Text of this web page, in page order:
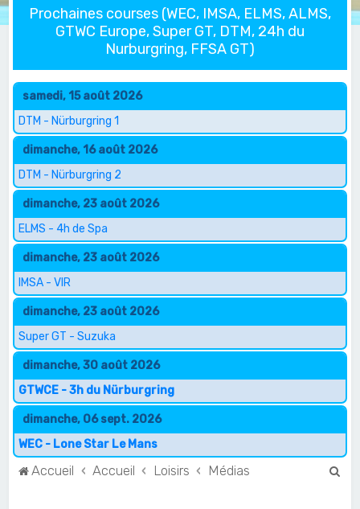
Prochaines courses (WEC, IMSA, ELMS, ALMS,
GTWC Europe, Super GT, DTM, 24h du
Nurburgring, FFSA GT)
samedi, 15 août 2026
DTM - Nürburgring 1
dimanche, 16 août 2026
DTM - Nürburgring 2
dimanche, 23 août 2026
ELMS - 4h de Spa
dimanche, 23 août 2026
IMSA - VIR
dimanche, 23 août 2026
Super GT - Suzuka
dimanche, 30 août 2026
GTWCE - 3h du Nürburgring
dimanche, 06 sept. 2026
WEC - Lone Star Le Mans
Accueil Accueil Loisirs Médias